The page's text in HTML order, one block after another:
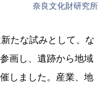
奈良文化財研究所
たな試みとして、な
画し、遺跡から地域
しました。産業、地